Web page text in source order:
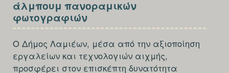
FOOTER-
THIRD
άλμπουμ πανοραμικών
φωτογραφιών
Ο Δήμος Λαμιέων, μέσα από την αξιοποίηση
εργαλείων και τεχνολογιών αιχμής,
προσφέρει στον επισκέπτη δυνατότητα